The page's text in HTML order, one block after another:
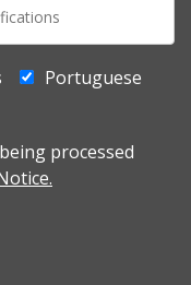
Portuguese
processed